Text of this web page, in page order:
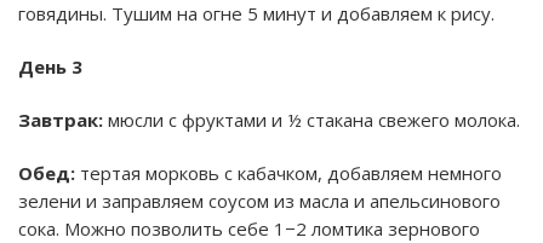
говядины. Тушим на огне 5 минут и добавляем к рису.
День 3
Завтрак: мюсли с фруктами и ½ стакана свежего молока.
Обед: тертая морковь с кабачком, добавляем немного
зелени и заправляем соусом из масла и апельсинового
сока. Можно позволить себе 1−2 ломтика зернового